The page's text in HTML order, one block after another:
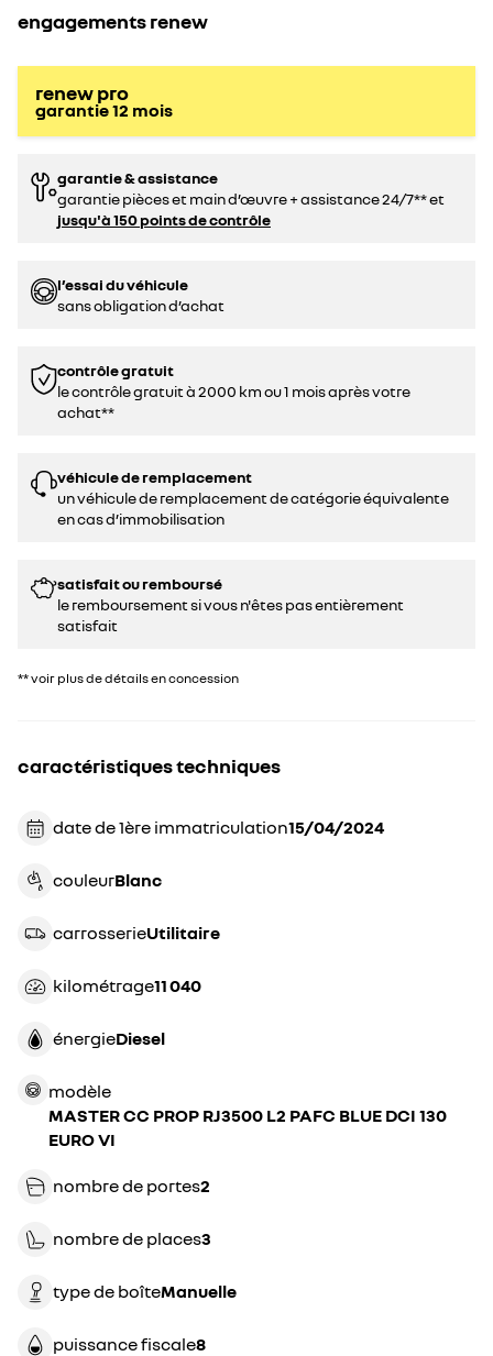
engagements renew
renew pro
garantie12 mois
garantie & assistance
garantie pièces et main d’œuvre + assistance 24/7** et
jusqu'à 150 points de contrôle
l’essai du véhicule
sans obligation d’achat
contrôle gratuit
le contrôle gratuit à 2000 km ou 1 mois après votre
achat**
véhicule de remplacement
un véhicule de remplacement de catégorie équivalente
en cas d’immobilisation
satisfait ou remboursé
le remboursement si vous n'êtes pas entièrement
satisfait
** voir plus de détails en concession
caractéristiques techniques
date de 1ère immatriculation 15/04/2024
couleur blanc
carrosserie utilitaire
kilométrage 11 040
énergie diesel
modèle
MASTER CC PROP RJ3500 L2 PAFC BLUE DCI 130
EURO VI
nombre de portes2
nombre de places3
type de boîte manuelle
puissance fiscale8